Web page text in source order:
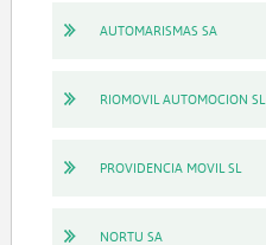
AUTOMARISMAS SA
RIOMOVIL AUTOMOCION SL
PROVIDENCIA MOVIL SL
NORTU SA